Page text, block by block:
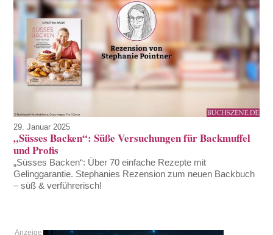
29. Januar 2025
„Süsses Backen“: Süße Versuchungen für Backmuffel
und Profis
„Süsses Backen“: Über 70 einfache Rezepte mit
Gelinggarantie. Stephanies Rezension zum neuen Backbuch
– süß & verführerisch!